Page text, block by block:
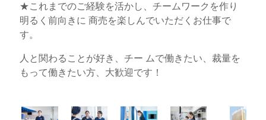
★これまでのご経験を活かし、チームワークを作り
明るく前向きに 商売を楽しんでいただくお仕事で
す。
人と関わることが好き、チー ムで働きたい、裁量を
もって働きたい方、大歓迎です！